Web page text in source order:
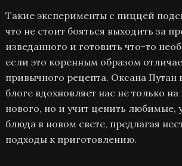
Такие эксперименты с пиццей
что не стоит бояться выходить за
изведанного и готовить что-то
если это коренным образом
привычного рецепта. Оксана Путан
блоге вдохновляет нас не только
нового, но и учит ценить любимые,
блюда в новом свете, предлагая
подходы к приготовлению.